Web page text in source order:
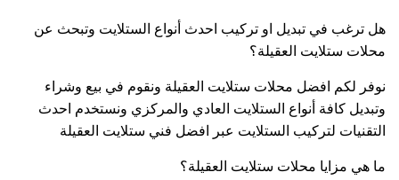
هل ترغب في تبديل او تركيب احدث أنواع الستلايت وتبحث عن
محلات ستلايت العقيلة؟
نوفر لكم افضل محلات ستلايت العقيلة ونقوم في بيع وشراء
وتبديل كافة أنواع الستلايت العادي والمركزي ونستخدم احدث
التقنيات لتركيب الستلايت عبر افضل فني ستلايت العقيلة
ما هي مزايا محلات ستلايت العقيلة؟